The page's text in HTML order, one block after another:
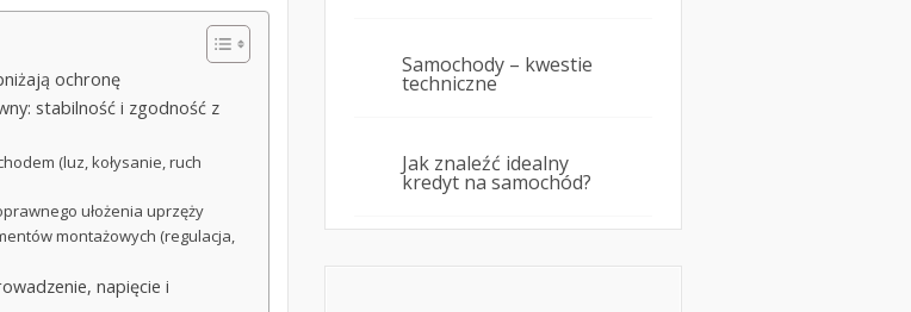
ochronę
stabilność i zgodność z
(luz, kołysanie, ruch
ułożenia uprzęży
montażowych (regulacja,
napięcie i
Samochody – kwestie
techniczne
Jak znaleźć idealny
kredyt na samochód?